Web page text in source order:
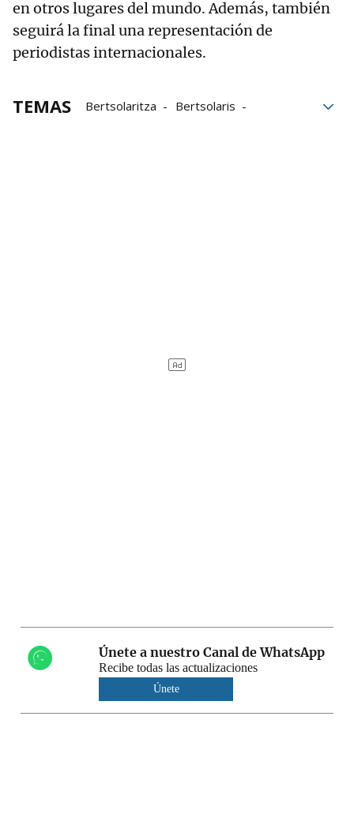
en otros lugares del mundo. Además, también
seguirá la final una representación de
periodistas internacionales.
TEMAS Bertsolaritza
Bertsolaris
Únete a nuestro Canal de WhatsApp
Recibe todas las actualizaciones
Únete